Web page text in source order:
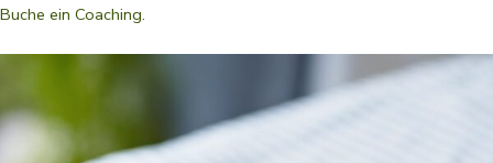
Buche ein Coaching.